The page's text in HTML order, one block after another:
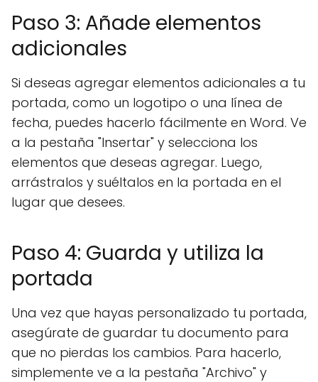
Paso 3: Añade elementos
adicionales
Si deseas agregar elementos adicionales a tu
portada, como un logotipo o una línea de
fecha, puedes hacerlo fácilmente en Word. Ve
a la pestaña "Insertar" y selecciona los
elementos que deseas agregar. Luego,
arrástralos y suéltalos en la portada en el
lugar que desees.
Paso 4: Guarda y utiliza la
portada
Una vez que hayas personalizado tu portada,
asegúrate de guardar tu documento para
que no pierdas los cambios. Para hacerlo,
simplemente ve a la pestaña "Archivo" y